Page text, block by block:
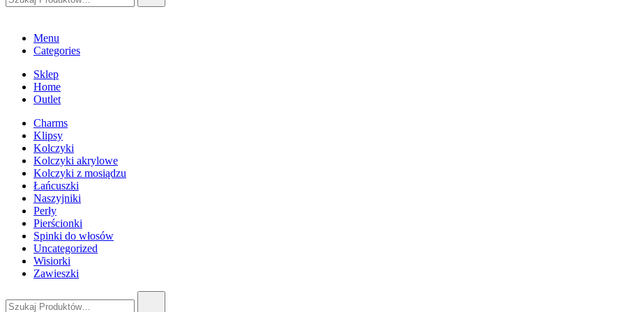
Menu
Categories
Sklep
Home
Outlet
Charms
Klipsy
Kolczyki
Kolczyki akrylowe
Kolczyki z mosiądzu
Łańcuszki
Naszyjniki
Perły
Pierścionki
Spinki do włosów
Uncategorized
Wisiorki
Zawieszki